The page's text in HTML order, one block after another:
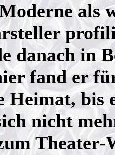
als
danach in
fand er
Heimat, bis
nicht
Theater-